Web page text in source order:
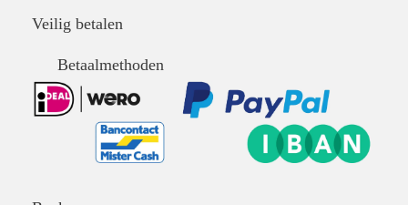
Veilig betalen
Betaalmethoden